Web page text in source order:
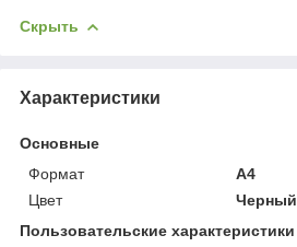
Скрыть
Характеристики
Основные
Формат
A4
Цвет
Черный
Пользовательские характеристики